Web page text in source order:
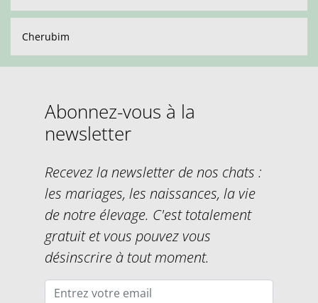
Cherubim
Abonnez-vous à la
newsletter
Recevez la newsletter de nos chats :
les mariages, les naissances, la vie
de notre élevage. C'est totalement
gratuit et vous pouvez vous
désinscrire à tout moment.